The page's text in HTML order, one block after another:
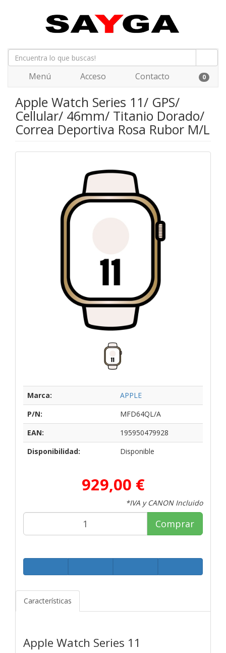
Menú Acceso Contacto 0
Apple Watch Series 11/ GPS/
Cellular/ 46mm/ Titanio Dorado/
Correa Deportiva Rosa Rubor M/L
Marca:
APPLE
P/N:
MFD64QL/A
EAN:
195950479928
Disponibilidad:
Disponible
929,00 €
*IVA y CANON Incluido
Comprar
Características
Apple Watch Series 11